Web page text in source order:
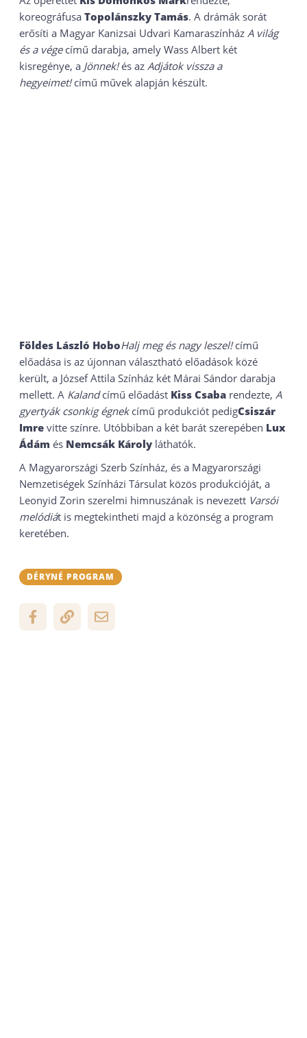
koreográfusa Topolánszky Tamás. A drámák sorát
erősíti a Magyar Kanizsai Udvari Kamaraszínház A világ
és a végecímű darabja, amely Wass Albert két
kisregénye, a Jönnek!és az Adjátok vissza a
hegyeimet!című művek alapján készült.
Földes László HoboHalj meg és nagy leszel!című
előadása is az újonnan választható előadások közé
került, a József Attila Színház két Márai Sándor darabja
mellett. A Kalandcímű előadást Kiss Csaba rendezte, A
gyertyák csonkig égnekcímű produkciót pedigCsiszár
Imre vitte színre. Utóbbiban a két barát szerepében Lux
Ádám és Nemcsák Károly láthatók.
A Magyarországi Szerb Színház, és a Magyarországi
Nemzetiségek Színházi Társulat közös produkcióját, a
Leonyid Zorin szerelmi himnuszának is nevezett Varsói
melódiát is megtekintheti majd a közönség a program
keretében.
DÉRYNÉ PROGRAM